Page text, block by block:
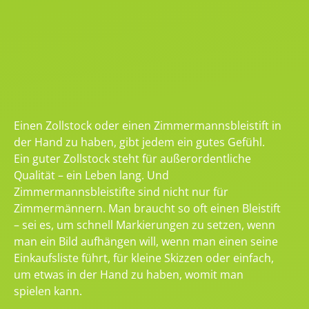
Einen Zollstock oder einen Zimmermannsbleistift in
der Hand zu haben, gibt jedem ein gutes Gefühl.
Ein guter Zollstock steht für außerordentliche
Qualität – ein Leben lang. Und
Zimmermannsbleistifte sind nicht nur für
Zimmermännern. Man braucht so oft einen Bleistift
– sei es, um schnell Markierungen zu setzen, wenn
man ein Bild aufhängen will, wenn man einen seine
Einkaufsliste führt, für kleine Skizzen oder einfach,
um etwas in der Hand zu haben, womit man
spielen kann.